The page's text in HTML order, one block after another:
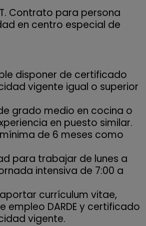
Contrato para persona
en centro especial de
disponer de certificado
vigente igual o superior
grado medio en cocina o
en puesto similar.
de 6 meses como
para trabajar de lunes a
intensiva de 7:00 a
currículum vitae,
empleo DARDE y certificado
vigente.